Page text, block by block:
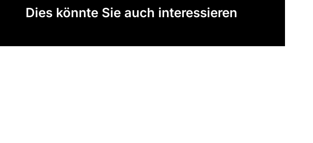
Dies könnte Sie auch interessieren